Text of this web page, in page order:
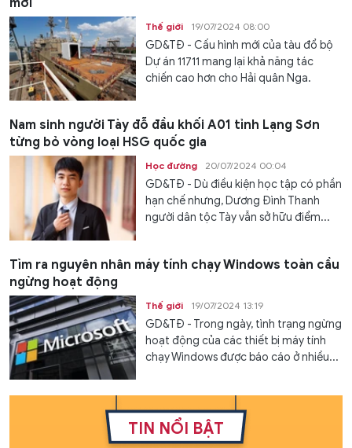
Thế giới 19/07/2024 08:00
GD&TĐ - Cấu hình mới của tàu đổ bộ
Dự án 11711 mang lại khả năng tác
chiến cao hơn cho Hải quân Nga.
Nam sinh người Tày đỗ đầu khối A01 tỉnh Lạng Sơn
từng bỏ vòng loại HSG quốc gia
Học đường 20/07/2024 00:04
GD&TĐ - Dù điều kiện học tập có phần
hạn chế nhưng, Dương Đình Thanh
người dân tộc Tày vẫn sở hữu điểm...
Tìm ra nguyên nhân máy tính chạy Windows toàn cầu
ngừng hoạt động
Thế giới 19/07/2024 13:19
GD&TĐ - Trong ngày, tình trạng ngừng
hoạt động của các thiết bị máy tính
chạy Windows được báo cáo ở nhiều...
TIN NỔI BẬT